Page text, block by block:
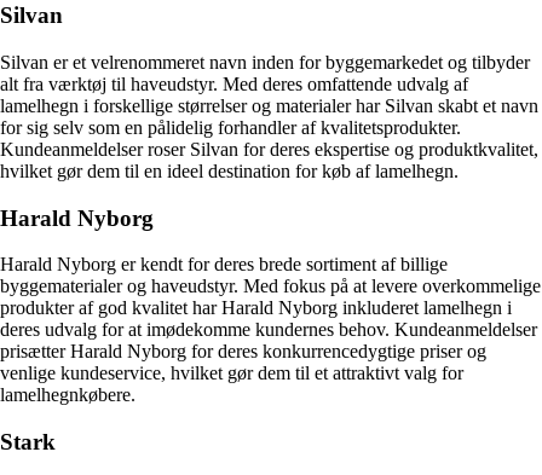
Silvan
Silvan er et velrenommeret navn inden for byggemarkedet og tilbyder
alt fra værktøj til haveudstyr. Med deres omfattende udvalg af
lamelhegn i forskellige størrelser og materialer har Silvan skabt et navn
for sig selv som en pålidelig forhandler af kvalitetsprodukter.
Kundeanmeldelser roser Silvan for deres ekspertise og produktkvalitet,
hvilket gør dem til en ideel destination for køb af lamelhegn.
Harald Nyborg
Harald Nyborg er kendt for deres brede sortiment af billige
byggematerialer og haveudstyr. Med fokus på at levere overkommelige
produkter af god kvalitet har Harald Nyborg inkluderet lamelhegn i
deres udvalg for at imødekomme kundernes behov. Kundeanmeldelser
prisætter Harald Nyborg for deres konkurrencedygtige priser og
venlige kundeservice, hvilket gør dem til et attraktivt valg for
lamelhegnkøbere.
Stark